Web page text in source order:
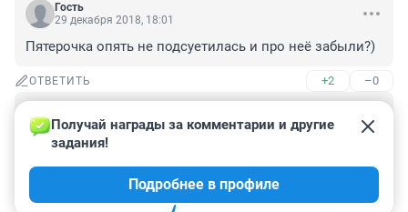
Гость
29 декабря 2018, 18:01
Пятерочка опять не подсуетилась и про неё забыли?)
ОТВЕТИТЬ +2 –0
29 декабря 2018, 15:49
В эдеме детский центр 1 января работает с 14.
Покрайней мере у них вконтакте есть такая
Получай награды за комментарии и другие
задания!
Подробнее в профиле